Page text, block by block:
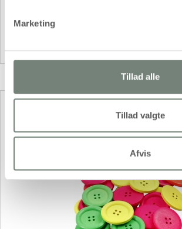
Marketing
Tillad alle
Tillad valgte
Afvis
Symaskiner
Symaskinetilbehør
Sytilbehør og værktøj